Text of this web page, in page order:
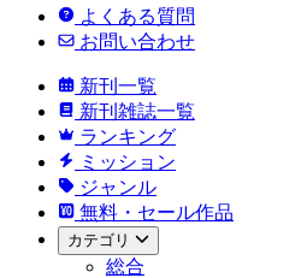
よくある質問
お問い合わせ
新刊一覧
新刊雑誌一覧
ランキング
ミッション
ジャンル
無料・セール作品
カテゴリ
総合